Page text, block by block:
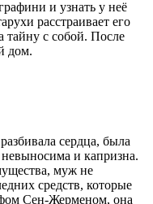
и узнать у неё
расстраивает его
тайну с собой. После
дом.
сердца, была
и капризна.
муж не
средств, которые
Сен-Жерменом, она